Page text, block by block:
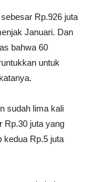
Rp.926 juta
Januari. Dan
bahwa 60
untuk
sudah lima kali
Rp.30 juta yang
kedua Rp.5 juta